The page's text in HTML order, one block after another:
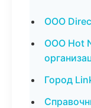
ООО
ООО Hot
Город